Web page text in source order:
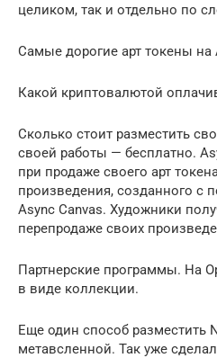
целиком, так и отдельно по
Самые дорогие арт токены на
Какой криптовалютой
Сколько стоит разместить
своей работы — бесплатно.
при продаже своего арт
произведения, созданного с
Async Canvas. Художники
перепродаже своих
Партнерские программы. На
в виде коллекции.
Еще один способ разместить
метавсленной. Так уже